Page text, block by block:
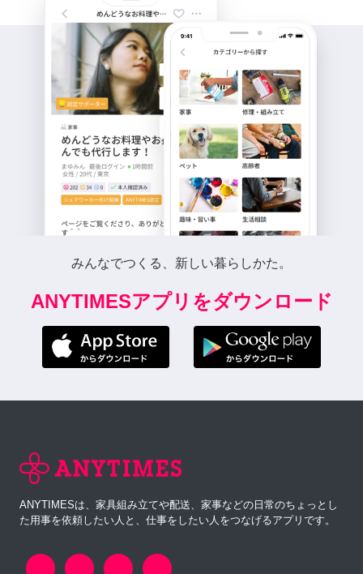
みんなでつくる、新しい暮らしかた。
ANYTIMESアプリをダウンロード
ANYTIMESは、家具組み立てや配送、家事などの日常のちょっとし
た用事を依頼したい人と、仕事をしたい人をつなげるアプリです。